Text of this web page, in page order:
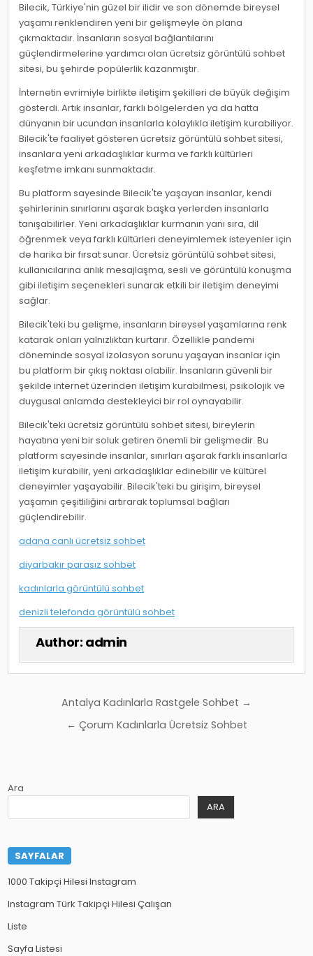
Bilecik, Türkiye'nin güzel bir ilidir ve son dönemde bireysel
yaşamı renklendiren yeni bir gelişmeyle ön plana
çıkmaktadır. İnsanların sosyal bağlantılarını
güçlendirmelerine yardımcı olan ücretsiz görüntülü sohbet
sitesi, bu şehirde popülerlik kazanmıştır.
İnternetin evrimiyle birlikte iletişim şekilleri de büyük değişim
gösterdi. Artık insanlar, farklı bölgelerden ya da hatta
dünyanın bir ucundan insanlarla kolaylıkla iletişim kurabiliyor.
Bilecik'te faaliyet gösteren ücretsiz görüntülü sohbet sitesi,
insanlara yeni arkadaşlıklar kurma ve farklı kültürleri
keşfetme imkanı sunmaktadır.
Bu platform sayesinde Bilecik'te yaşayan insanlar, kendi
şehirlerinin sınırlarını aşarak başka yerlerden insanlarla
tanışabilirler. Yeni arkadaşlıklar kurmanın yanı sıra, dil
öğrenmek veya farklı kültürleri deneyimlemek isteyenler için
de harika bir fırsat sunar. Ücretsiz görüntülü sohbet sitesi,
kullanıcılarına anlık mesajlaşma, sesli ve görüntülü konuşma
gibi iletişim seçenekleri sunarak etkili bir iletişim deneyimi
sağlar.
Bilecik'teki bu gelişme, insanların bireysel yaşamlarına renk
katarak onları yalnızlıktan kurtarır. Özellikle pandemi
döneminde sosyal izolasyon sorunu yaşayan insanlar için
bu platform bir çıkış noktası olabilir. İnsanların güvenli bir
şekilde internet üzerinden iletişim kurabilmesi, psikolojik ve
duygusal anlamda destekleyici bir rol oynayabilir.
Bilecik'teki ücretsiz görüntülü sohbet sitesi, bireylerin
hayatına yeni bir soluk getiren önemli bir gelişmedir. Bu
platform sayesinde insanlar, sınırları aşarak farklı insanlarla
iletişim kurabilir, yeni arkadaşlıklar edinebilir ve kültürel
deneyimler yaşayabilir. Bilecik'teki bu girişim, bireysel
yaşamın çeşitliliğini artırarak toplumsal bağları
güçlendirebilir.
adana canlı ücretsiz sohbet
diyarbakır parasız sohbet
kadınlarla görüntülü sohbet
denizli telefonda görüntülü sohbet
Author: admin
gezinmesi
Antalya Kadınlarla Rastgele Sohbet →
← Çorum Kadınlarla Ücretsiz Sohbet
Ara
ARA
SAYFALAR
1000 Takipçi Hilesi Instagram
Instagram Türk Takipçi Hilesi Çalışan
Liste
Sayfa Listesi